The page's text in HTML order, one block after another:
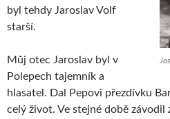
byl tehdy Jaroslav Volf
starší.
Můj otec Jaroslav byl v
Polepech tajemník a
hlasatel. Dal Pepovi přezdívku
celý život. Ve stejné době závodil